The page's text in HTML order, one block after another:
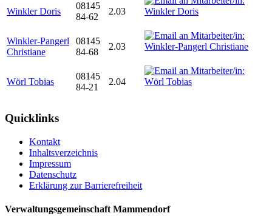
Winkler Doris
08145
84-62
2.03
Winkler-Pangerl
Christiane
08145
84-68
2.03
Wörl Tobias
08145
84-21
2.04
Quicklinks
Kontakt
Inhaltsverzeichnis
Impressum
Datenschutz
Erklärung zur Barrierefreiheit
Verwaltungsgemeinschaft Mammendorf